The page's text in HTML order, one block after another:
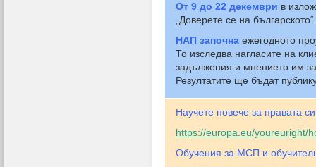
От 9 до 22 декември в
„Доверете се на българското“.
НАП започна ежегодното
То изследва нагласите на
задължения и мнението им
Резултатите ще бъдат
Научете повече за правата
https://europa.eu/youreuright/
Обучения за МСП и